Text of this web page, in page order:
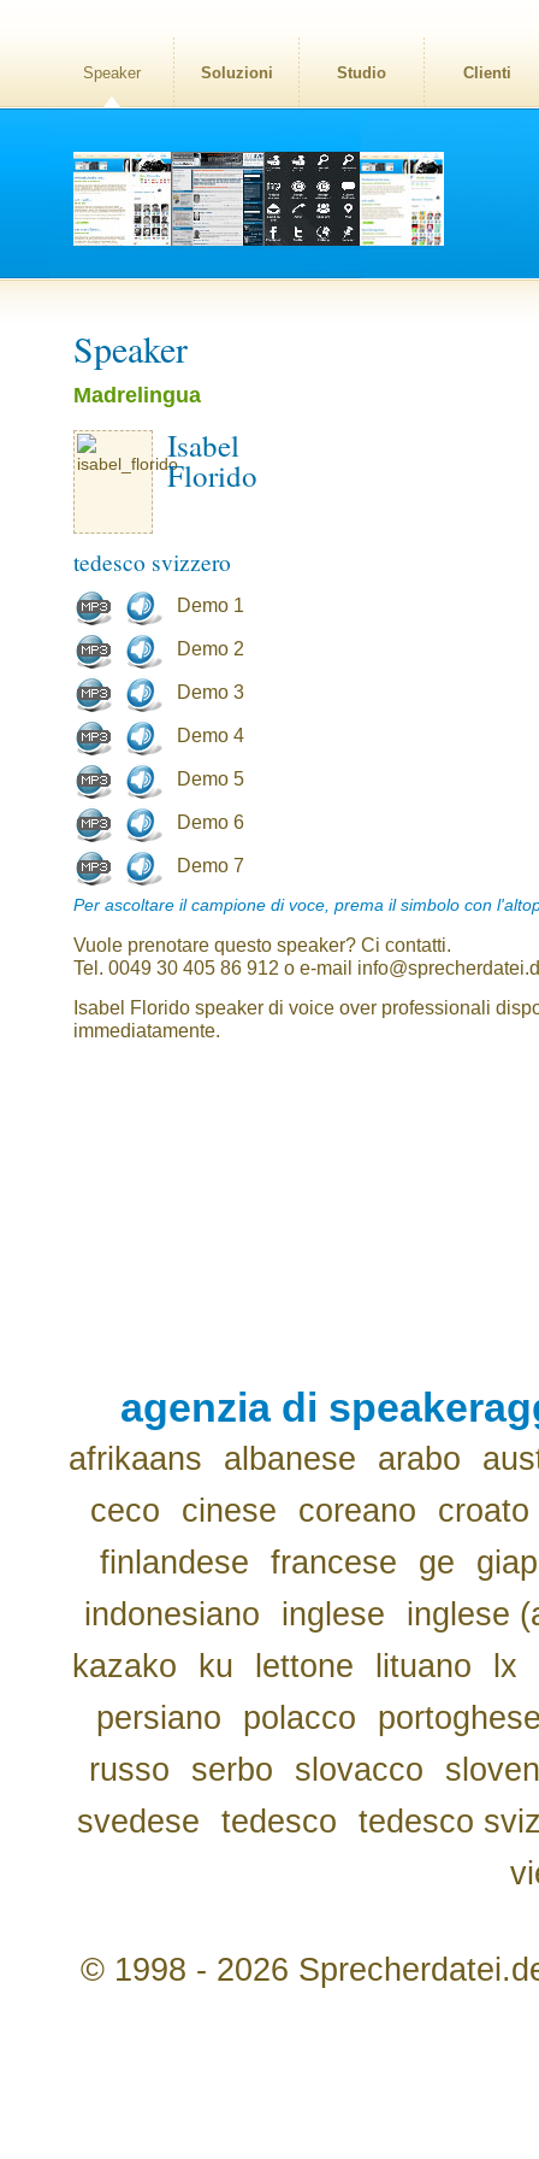
Speaker Soluzioni Studio Clienti
Speaker
Madrelingua
Isabel
Florido
tedesco svizzero
Demo 1
Demo 2
Demo 3
Demo 4
Demo 5
Demo 6
Demo 7
Per ascoltare il campione di voce, prema il simbolo con
Vuole prenotare questo speaker? Ci contatti.
Tel. 0049 30 405 86 912 o e-mail
Isabel Florido speaker di voice over professionali
immediatamente.
agenzia di
afrikaans albanese arabo
ceco
cinese coreano
croato
finlandese
francese ge
indonesiano
inglese
inglese
kazako
ku lettone lituano lx
persiano
polacco
russo
serbo slovacco
svedese
tedesco
tedesco
© 1998 - 2026